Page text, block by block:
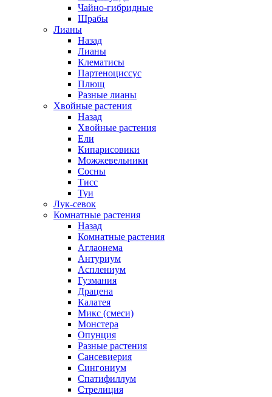
Чайно-гибридные
Шрабы
Лианы
Назад
Лианы
Клематисы
Партеноциссус
Плющ
Разные лианы
Хвойные растения
Назад
Хвойные растения
Ели
Кипарисовики
Можжевельники
Сосны
Тисс
Туи
Лук-севок
Комнатные растения
Назад
Комнатные растения
Аглаонема
Антуриум
Асплениум
Гузмания
Драцена
Калатея
Микс (смеси)
Монстера
Опунция
Разные растения
Сансевиерия
Сингониум
Спатифиллум
Стрелиция